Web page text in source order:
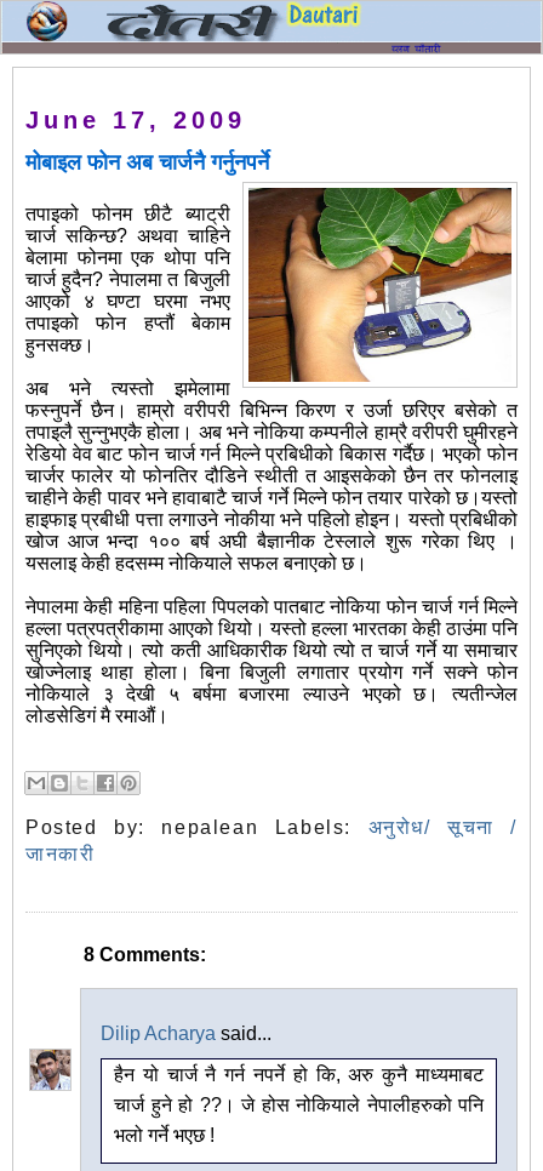
June 17, 2009
मोबाइल फोन अब चार्जनै गर्नुनपर्ने
तपाइको फोनम छीटै ब्याट्री
चार्ज सकिन्छ? अथवा चाहिने
बेलामा फोनमा एक थोपा पनि
चार्ज हुदैन? नेपालमा त बिजुली
आएको ४ घण्टा घरमा नभए
तपाइको फोन हप्तौं बेकाम
हुनसक्छ।
अब भने त्यस्तो झमेलामा
फस्नुपर्ने छैन। हाम्रो वरीपरी बिभिन्न किरण र उर्जा छरिएर बसेको त
तपाइलै सुन्नुभएकै होला। अब भने नोकिया कम्पनीले हाम्रै वरीपरी घुमीरहने
रेडियो वेव बाट फोन चार्ज गर्न मिल्ने प्रबिधीको बिकास गर्दैछ। भएको फोन
चार्जर फालेर यो फोनतिर दौडिने स्थीती त आइसकेको छैन तर फोनलाइ
चाहीने केही पावर भने हावाबाटै चार्ज गर्ने मिल्ने फोन तयार पारेको छ।यस्तो
हाइफाइ प्रबीधी पत्ता लगाउने नोकीया भने पहिलो होइन। यस्तो प्रबिधीको
खोज आज भन्दा १०० बर्ष अघी बैज्ञानीक टेस्लाले शुरू गरेका थिए ।
यसलाइ केही हदसम्म नोकियाले सफल बनाएको छ।
नेपालमा केही महिना पहिला पिपलको पातबाट नोकिया फोन चार्ज गर्न मिल्ने
हल्ला पत्रपत्रीकामा आएको थियो। यस्तो हल्ला भारतका केही ठाउंमा पनि
सुनिएको थियो। त्यो कती आधिकारीक थियो त्यो त चार्ज गर्ने या समाचार
खोज्नेलाइ थाहा होला। बिना बिजुली लगातार प्रयोग गर्ने सक्ने फोन
नोकियाले ३ देखी ५ बर्षमा बजारमा ल्याउने भएको छ। त्यतीन्जेल
लोडसेडिगं मै रमाऔं।
Posted by: nepalean Labels: अनुरोध/ सूचना /
जानकारी
8 Comments:
Dilip Acharya said...
हैन यो चार्ज नै गर्न नपर्ने हो कि, अरु कुनै माध्यमाबट
चार्ज हुने हो ??। जे होस नोकियाले नेपालीहरुको पनि
भलो गर्ने भएछ !